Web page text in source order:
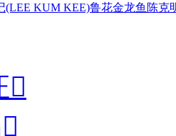
(LEE KUM KEE)鲁花金龙鱼 陈克

